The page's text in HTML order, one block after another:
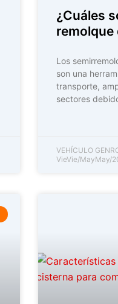
¿Cuáles
remolque
Los
son una
transporte,
sectores
VEHÍCULO
VieVie/MayMay/